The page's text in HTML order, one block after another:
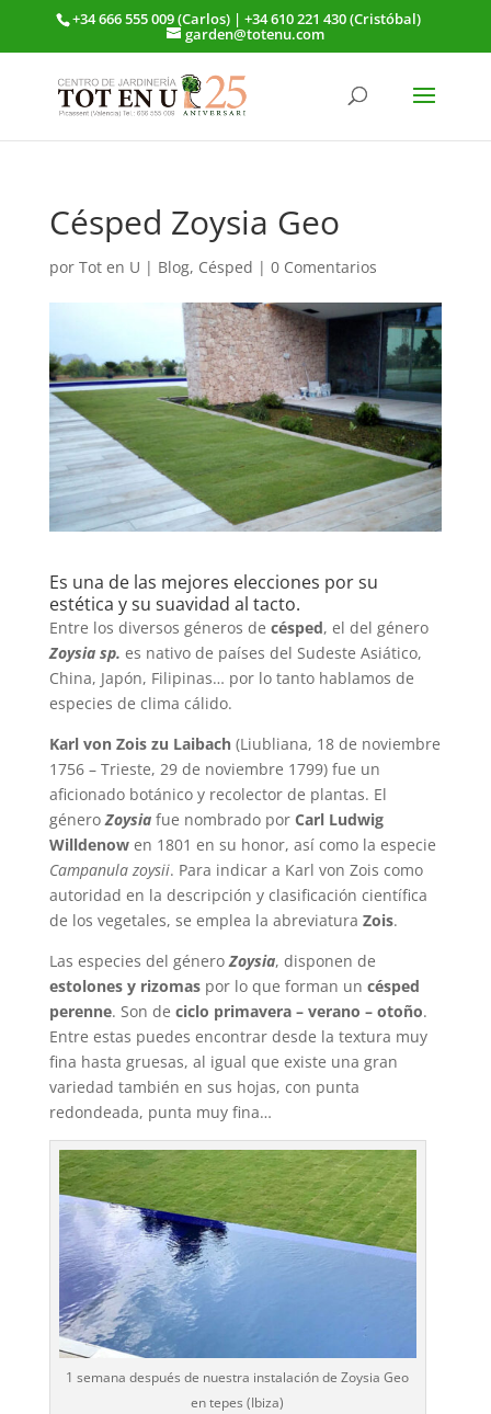
+34 666 555 009 (Carlos) | +34 610 221 430 (Cristóbal)
garden@totenu.com
Césped Zoysia Geo
por Tot en U | Blog, Césped | 0 Comentarios
Es una de las mejores elecciones por su
estética y su suavidad al tacto.
Entre los diversos géneros de césped, el del género
Zoysia sp. es nativo de países del Sudeste Asiático,
China, Japón, Filipinas… por lo tanto hablamos de
especies de clima cálido.
Karl von Zois zu Laibach(Liubliana, 18 de noviembre
1756 – Trieste, 29 de noviembre 1799) fue un
aficionado botánico y recolector de plantas. El
géneroZoysia fue nombrado por Carl Ludwig
Willdenowen 1801 en su honor, así como la especie
Campanula zoysii. Para indicar a Karl von Zois como
autoridad en la descripción y clasificación científica
de los vegetales, se emplea la abreviatura Zois.
Las especies del géneroZoysia, disponen de
estolones y rizomaspor lo que forman un césped
perenne. Son de ciclo primavera – verano – otoño.
Entre estas puedes encontrar desde la textura muy
fina hasta gruesas, al igual que existe una gran
variedad también en sus hojas, con punta
redondeada, punta muy fina…
1 semana después de nuestra instalación de Zoysia Geo
en tepes (Ibiza)